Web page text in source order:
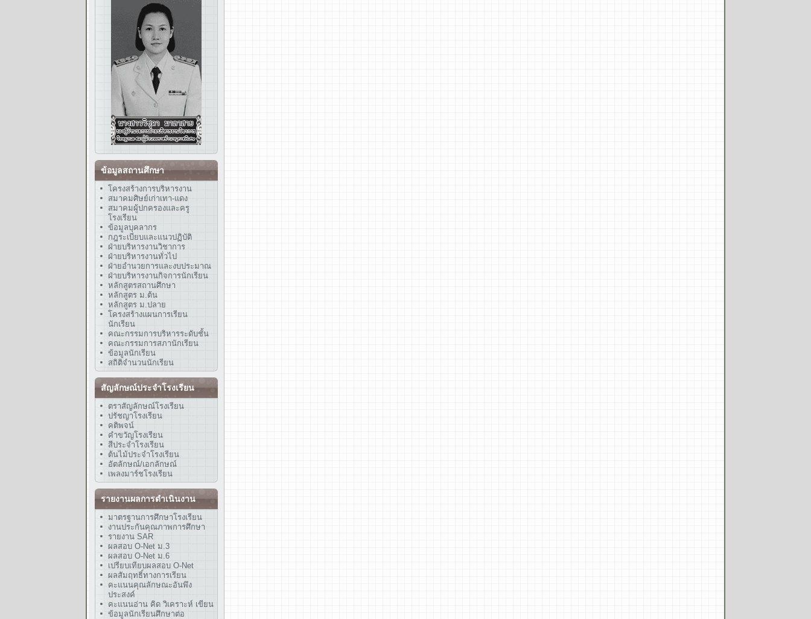
ข้อมูลสถานศึกษา
โครงสร้างการบริหารงาน
สมาคมศิษย์เก่าเทา-แดง
สมาคมผู้ปกครองและครู
โรงเรียน
ข้อมูลบุคลากร
กฎระเบียบและแนวปฏิบัติ
ฝ่ายบริหารงานวิชาการ
ฝ่ายบริหารงานทั่วไป
ฝ่ายอำนวยการและงบประมาณ
ฝ่ายบริหารงานกิจการนักเรียน
หลักสูตรสถานศึกษา
หลักสูตร ม.ต้น
หลักสูตร ม.ปลาย
โครงสร้างแผนการเรียน
นักเรียน
คณะกรรมการบริหารระดับชั้น
คณะกรรมการสภานักเรียน
ข้อมูลนักเรียน
สถิติจำนวนนักเรียน
สัญลักษณ์ประจำโรงเรียน
ตราสัญลักษณ์โรงเรียน
ปรัชญาโรงเรียน
คติพจน์
คำขวัญโรงเรียน
สีประจำโรงเรียน
ต้นไม้ประจำโรงเรียน
อัตลักษณ์/เอกลักษณ์
เพลงมาร์ชโรงเรียน
รายงานผลการดำเนินงาน
มาตรฐานการศึกษาโรงเรียน
งานประกันคุณภาพการศึกษา
รายงาน SAR
ผลสอบ O-Net ม.3
ผลสอบ O-Net ม.6
เปรียบเทียบผลสอบ O-Net
ผลสัมฤทธิ์ทางการเรียน
คะแนนคุณลักษณะอันพึง
ประสงค์
คะแนนอ่าน คิด วิเคราะห์ เขียน
ข้อมูลนักเรียนศึกษาต่อ